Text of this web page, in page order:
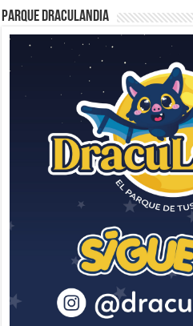
Parque Draculandia